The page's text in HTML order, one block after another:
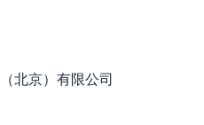
北京）有限公司